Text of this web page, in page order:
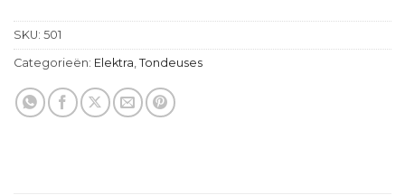
SKU: 501
Categorieën: Elektra Tondeuses